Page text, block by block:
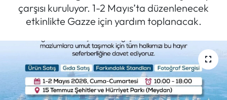
çarşısı kuruluyor. 1-2 Mayıs’ta düzenlenecek
etkinlikte Gazze için yardım toplanacak.
Politik Kulis
Magazin
Mektup Galeri
Son Dakika Haberleri